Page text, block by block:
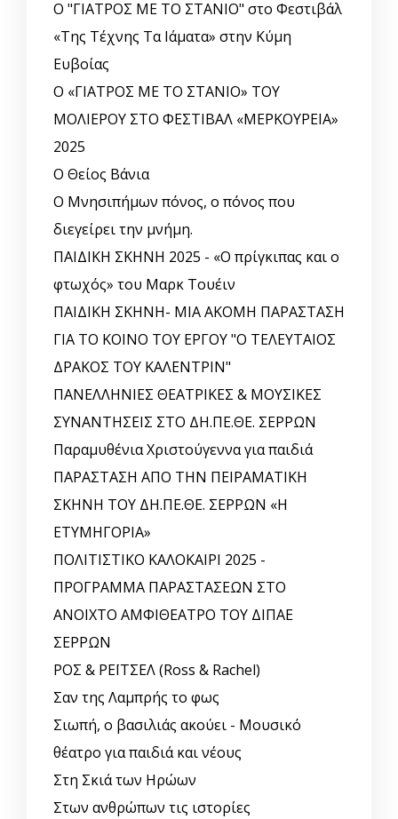
Ο "ΓΙΑΤΡΟΣ ΜΕ ΤΟ ΣΤΑΝΙΟ" στο Φεστιβάλ
«Της Τέχνης Τα Ιάματα» στην Κύμη
Ευβοίας
Ο «ΓΙΑΤΡΟΣ ΜΕ ΤΟ ΣΤΑΝΙΟ» ΤΟΥ
ΜΟΛΙΕΡΟΥ ΣΤΟ ΦΕΣΤΙΒΑΛ «ΜΕΡΚΟΥΡΕΙΑ»
2025
Ο Θείος Βάνια
Ο Μνησιπήμων πόνος, ο πόνος που
διεγείρει την μνήμη.
ΠΑΙΔΙΚΗ ΣΚΗΝΗ 2025 - «Ο πρίγκιπας και ο
φτωχός» του Μαρκ Τουέιν
ΠΑΙΔΙΚΗ ΣΚΗΝΗ- ΜΙΑ ΑΚΟΜΗ ΠΑΡΑΣΤΑΣΗ
ΓΙΑ ΤΟ ΚΟΙΝΟ ΤΟΥ ΕΡΓΟΥ "Ο ΤΕΛΕΥΤΑΙΟΣ
ΔΡΑΚΟΣ ΤΟΥ ΚΑΛΕΝΤΡΙΝ"
ΠΑΝΕΛΛΗΝΙΕΣ ΘΕΑΤΡΙΚΕΣ & ΜΟΥΣΙΚΕΣ
ΣΥΝΑΝΤΗΣΕΙΣ ΣΤΟ ΔΗ.ΠΕ.ΘΕ. ΣΕΡΡΩΝ
Παραμυθένια Χριστούγεννα για παιδιά
ΠΑΡΑΣΤΑΣΗ ΑΠΟ ΤΗΝ ΠΕΙΡΑΜΑΤΙΚΗ
ΣΚΗΝΗ ΤΟΥ ΔΗ.ΠΕ.ΘΕ. ΣΕΡΡΩΝ «Η
ΕΤΥΜΗΓΟΡΙΑ»
ΠΟΛΙΤΙΣΤΙΚΟ ΚΑΛΟΚΑΙΡΙ 2025 -
ΠΡΟΓΡΑΜΜΑ ΠΑΡΑΣΤΑΣΕΩΝ ΣΤΟ
ΑΝΟΙΧΤΟ ΑΜΦΙΘΕΑΤΡΟ ΤΟΥ ΔΙΠΑΕ
ΣΕΡΡΩΝ
ΡΟΣ & ΡΕΪΤΣΕΛ (Ross & Rachel)
Σαν της Λαμπρής το φως
Σιωπή, ο βασιλιάς ακούει - Μουσικό
θέατρο για παιδιά και νέους
Στη Σκιά των Ηρώων
Στων ανθρώπων τις ιστορίες